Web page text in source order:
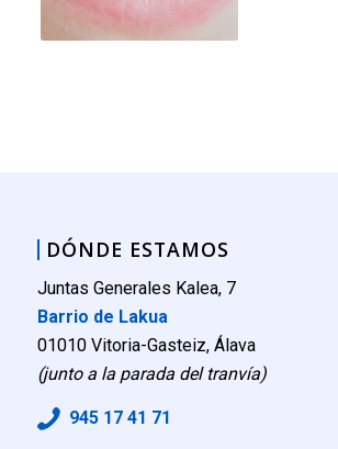
DÓNDE ESTAMOS
Juntas Generales Kalea, 7
Barrio de Lakua
01010 Vitoria-Gasteiz, Álava
(junto a la parada del tranvía)
945 17 41 71